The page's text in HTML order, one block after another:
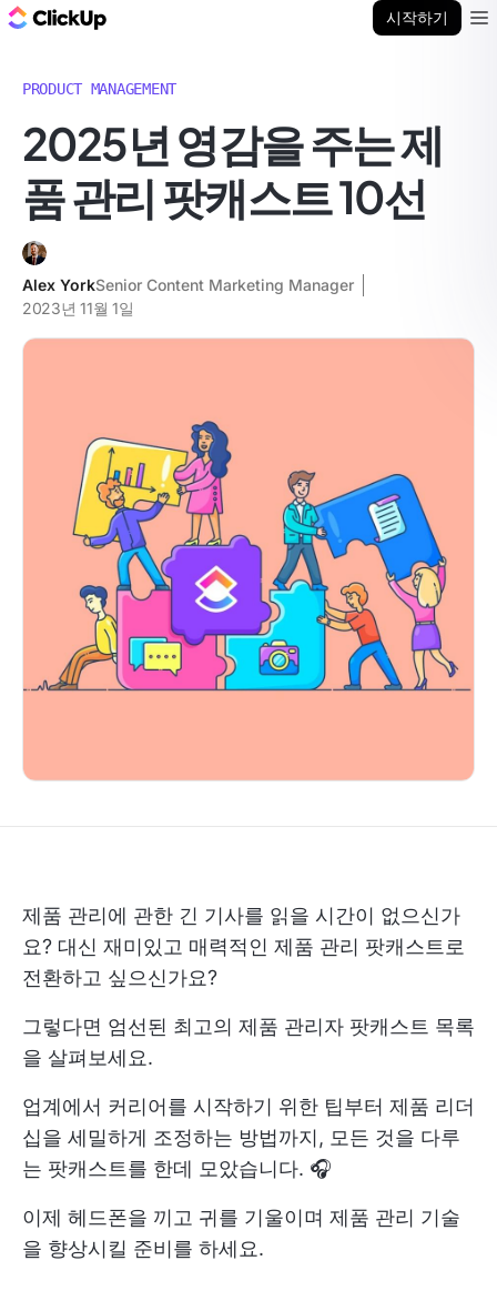
시작하기
PRODUCT MANAGEMENT
2025년 영감을 주는 제
품 관리 팟캐스트 10선
Alex YorkSenior Content Marketing Manager
2023년 11월 1일
제품 관리에 관한 긴 기사를 읽을 시간이 없으신가
요? 대신 재미있고 매력적인 제품 관리 팟캐스트로
전환하고 싶으신가요?
그렇다면 엄선된 최고의 제품 관리자 팟캐스트 목록
을 살펴보세요.
업계에서 커리어를 시작하기 위한 팁부터 제품 리더
십을 세밀하게 조정하는 방법까지, 모든 것을 다루
는 팟캐스트를 한데 모았습니다. 🎧
이제 헤드폰을 끼고 귀를 기울이며 제품 관리 기술
을 향상시킬 준비를 하세요.